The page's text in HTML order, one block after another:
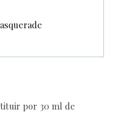
por 30 ml de